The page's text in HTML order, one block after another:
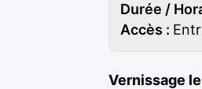
Durée /
Accès :
Vernissage